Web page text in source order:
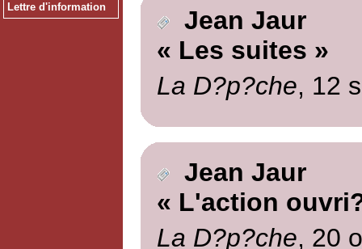
Lettre d'information
Jean Jaur
« Les suites »
La D?p?che, 12
Jean Jaur
« L'action
La D?p?che, 20